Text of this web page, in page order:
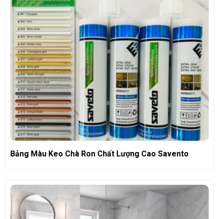
Bảng Màu Keo Chà Ron Chất Lượng Cao Savento